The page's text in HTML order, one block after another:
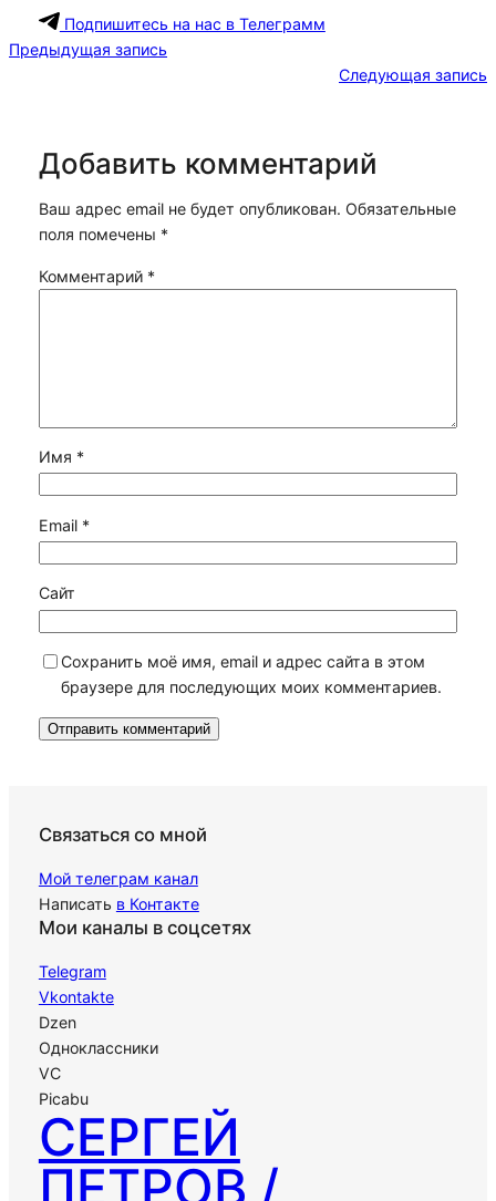
Подпишитесь на нас в Телеграмм
Предыдущая запись
Следующая запись
Добавить комментарий
Ваш адрес email не будет опубликован. Обязательные
поля помечены *
Комментарий *
Имя *
Email *
Сайт
Сохранить моё имя, email и адрес сайта в этом
браузере для последующих моих комментариев.
Связаться со мной
Мой телеграм канал
Написать в Контакте
Мои каналы в соцсетях
Telegram
Vkontakte
Dzen
Одноклассники
VC
Picabu
СЕРГЕЙ
ПЕТРОВ /